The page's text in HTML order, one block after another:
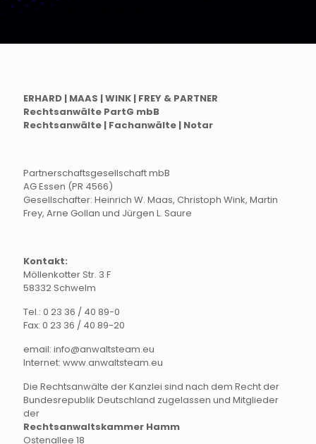
ERHARD | MAAS | WINK | FREY & PARTNER
Rechtsanwälte PartG mbB
Rechtsanwälte | Fachanwälte | Notar
Partnerschaftsgesellschaft mbB
AG Essen (PR 4566)
Gesellschafter: Heinrich W. Maas, Christoph Wink, Martin
Frey, Arne Gollan und Jürgen L. Saure
Kontakt:
Möllenkotter Str. 3 F
58332 Schwelm
Tel.: 0 23 36 / 40 89-0
Fax: 0 23 36 / 40 89-20
email: info@anwaltsteam.eu
Internet: www.anwaltsteam.eu
Die Rechtsanwälte der Kanzlei sind nach dem Recht der
Bundesrepublik Deutschland zugelassen und Mitglieder
der
Rechtsanwaltskammer Hamm
Ostenallee 18